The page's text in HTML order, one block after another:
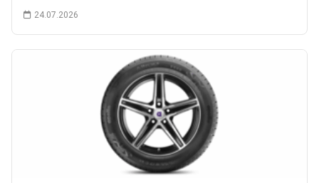
24.07.2026